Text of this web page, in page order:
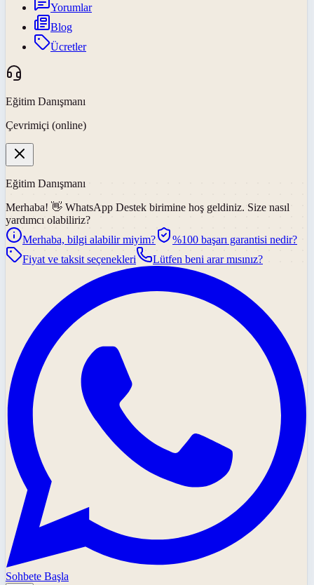
Yorumlar
Blog
Ücretler
Eğitim Danışmanı
Çevrimiçi (online)
Eğitim Danışmanı
Merhaba! 👋 WhatsApp Destek birimine hoş geldiniz. Size nasıl
yardımcı olabiliriz?
Merhaba, bilgi alabilir miyim?
%100 başarı garantisi nedir?
Fiyat ve taksit seçenekleri
Lütfen beni arar mısınız?
Sohbete Başla